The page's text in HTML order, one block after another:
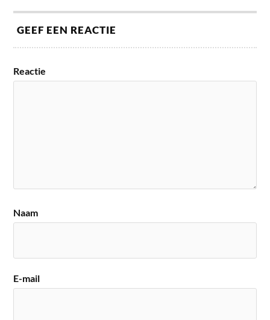
GEEF EEN REACTIE
Reactie
Naam
E-mail